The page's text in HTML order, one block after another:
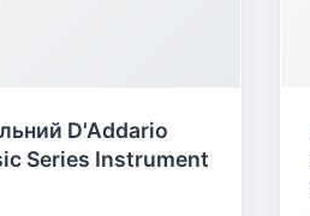
D'Addario
Series Instrument